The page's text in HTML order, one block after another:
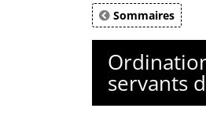
Sommaires
servants